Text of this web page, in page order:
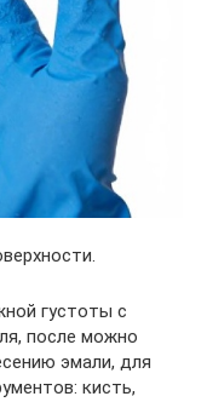
густоты с
после можно
эмали, для
кисть,